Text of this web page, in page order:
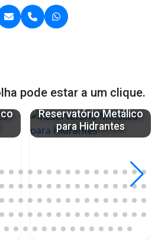
pode estar a um clique.
Reservatório Metálico
para Hidrantes